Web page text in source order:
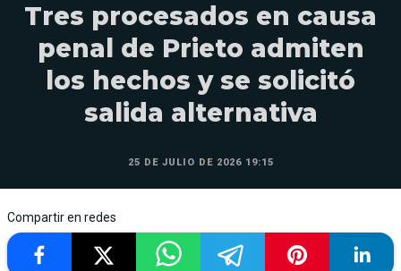
Tres procesados en causa
penal de Prieto admiten
los hechos y se solicitó
salida alternativa
25 DE JULIO DE 2026 19:15
Compartir en redes